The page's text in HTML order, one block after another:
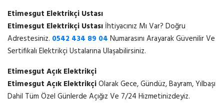
Etimesgut Elektrikçi Ustası
Etimesgut Elektrikçi Ustası İhtiyacınız Mı Var? Doğru
Adrestesiniz. 0542 434 89 04 Numarasını Arayarak Güvenilir Ve
Sertifikalı Elektrikçi Ustalarına Ulaşabilirsiniz.
Etimesgut Açık Elektrikçi
Etimesgut Açık ElektrikçiOlarak Gece, Gündüz, Bayram, Yılbaşı
Dahil Tüm Özel Günlerde Açığız Ve 7/24 Hizmetinizdeyiz.